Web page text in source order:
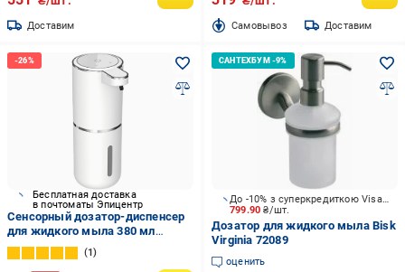
Доставим Cамовывоз Доставим
Бесплатная доставка
в почтоматы Эпицентр
Сенсорный дозатор-диспенсер
для жидкого мыла 380 мл
Белый
1
799.90₴/шт.
До -10% з суперкредиткою Visa Вигода
Дозатор для жидкого мыла Bisk
Virginia 72089
оценить